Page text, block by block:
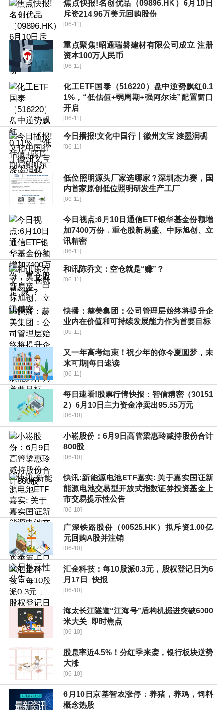
焦点快报!名创优品（09896.HK）6月10日
斥资214.96万美元回购股份
[06-11]
重点聚焦!昭通瑞磐建材有限公司成立 注册
资本100万人民币
[06-11]
化工ETF国泰（516220）盘中逆势飘红0.1
1%，“低估值+弱周期+强阿尔法”配置窗口
开启
[06-11]
今日播报!文化中国行丨徽州文宝 漆墨润砚
[06-11]
低位照明源头厂家选哪家？深圳杰力赛，国
内首家原创低位照明研发生产工厂
[06-11]
今日视点:6月10日通信ETF银华基金份额增
加7400万份，重仓股新易盛、中际旭创、立
讯精密
[06-11]
和讯陈乔文：空仓就是“赚”？
[06-11]
快播：赫美集团：公司管理层始终将提升企
业内在价值和可持续发展能力作为首要目标
[06-11]
又一年高考结束！祝少年的你今夏圆梦，未
来可期|每日速读
[06-11]
每日速看!股票行情快报：智信精密（30151
2）6月10日主力资金净卖出95.55万元
[06-10]
小崧股份：6月9日高管梁惠玲减持股份合计
800股
[06-10]
快讯:新能源电池ETF嘉实: 关于嘉实国证新
能源电池交易型开放式指数证券投资基金上
市交易提示性公告
[06-10]
广深铁路股份（00525.HK）拟斥资1.00亿
元回购A股并注销
[06-10]
汇金科技：每10股派0.3元，股权登记日为6
月17日_快报
[06-10]
海太长江隧道“江海号”盾构机掘进突破6000
米大关_即时焦点
[06-10]
股息率近4.5%！分红季来袭，银行板块逆势
大涨
[06-10]
6月10日京基智农涨停：养猪，养鸡，饲料
概念热股